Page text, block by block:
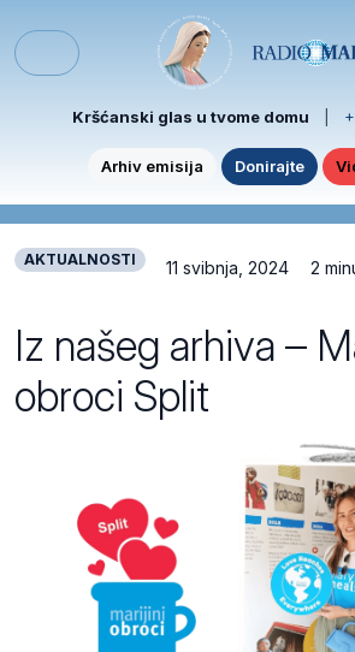
Menu
Kršćanski glas u tvome domu
Arhiv emisija Donirajte
AKTUALNOSTI 11 svibnja, 2024 2
Iz našeg arhiva –
obroci Split